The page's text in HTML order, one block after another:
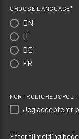
CHOOSE LANGUAGE*
EN
IT
DE
FR
Jeg accepterer
Efter tilmelding